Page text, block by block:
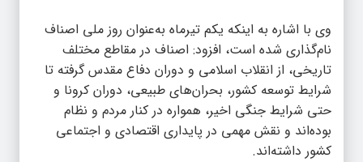
وی با اشاره به اینکه یکم تیرماه به‌عنوان روز ملی اصناف
نام‌گذاری شده است، افزود: اصناف در مقاطع مختلف
تاریخی، از انقلاب اسلامی و دوران دفاع مقدس گرفته تا
شرایط توسعه کشور، بحران‌های طبیعی، دوران کرونا و
حتی شرایط جنگی اخیر، همواره در کنار مردم و نظام
بوده‌اند و نقش مهمی در پایداری اقتصادی و اجتماعی
کشور داشته‌اند.